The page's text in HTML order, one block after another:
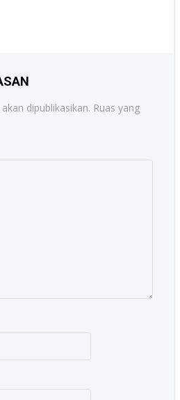
dipublikasikan. Ruas yang